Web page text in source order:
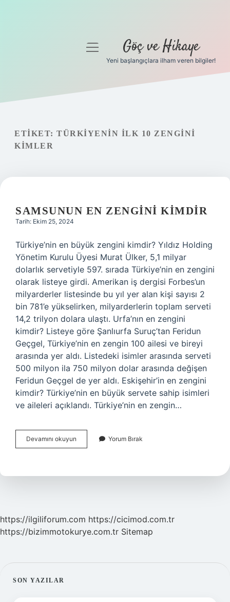
Gizlilik Politikası
Hakkımızda
menüyü
Göç ve Hikaye
Yeni başlangıçlara ilham veren bilgiler!
ETIKET: TÜRKIYENIN ILK 10 ZENGINI
KIMLER
SAMSUNUN EN ZENGINI KIMDIR
Tarih: Ekim 25, 2024
Türkiye’nin en büyük zengini kimdir? Yıldız Holding
Yönetim Kurulu Üyesi Murat Ülker, 5,1 milyar
dolarlık servetiyle 597. sırada Türkiye’nin en zengini
olarak listeye girdi. Amerikan iş dergisi Forbes’un
milyarderler listesinde bu yıl yer alan kişi sayısı 2
bin 781’e yükselirken, milyarderlerin toplam serveti
14,2 trilyon dolara ulaştı. Urfa’nın en zengini
kimdir? Listeye göre Şanlıurfa Suruç’tan Feridun
Geçgel, Türkiye’nin en zengin 100 ailesi ve bireyi
arasında yer aldı. Listedeki isimler arasında serveti
500 milyon ila 750 milyon dolar arasında değişen
Feridun Geçgel de yer aldı. Eskişehir’in en zengini
kimdir? Türkiye’nin en büyük servete sahip isimleri
ve aileleri açıklandı. Türkiye’nin en zengin…
Devamını okuyun Samsunun
En
Yorum Bırak
https://ilgiliforum.com https://cicimod.com.tr
https://bizimmotokurye.com.tr Sitemap
SIDEBAR
SON YAZILAR